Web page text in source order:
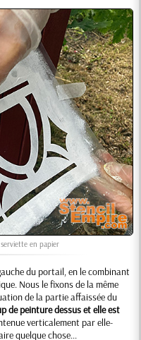
en papier
du portail, en le combinant
Nous le fixons de la même
de la partie affaissée du
de peinture dessus et elle est
verticalement par elle-
quelque chose...